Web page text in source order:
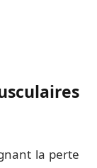
la perte